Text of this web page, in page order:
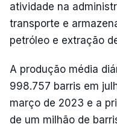
atividade na
transporte e
petróleo e extração
A produção média
998.757 barris em
março de 2023 e a
de um milhão de